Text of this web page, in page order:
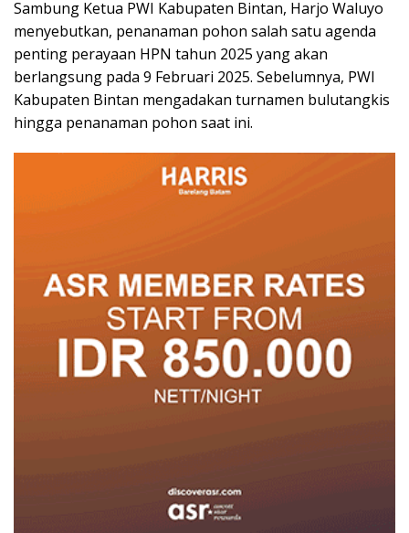
Sambung Ketua PWI Kabupaten Bintan, Harjo Waluyo
menyebutkan, penanaman pohon salah satu agenda
penting perayaan HPN tahun 2025 yang akan
berlangsung pada 9 Februari 2025. Sebelumnya, PWI
Kabupaten Bintan mengadakan turnamen bulutangkis
hingga penanaman pohon saat ini.